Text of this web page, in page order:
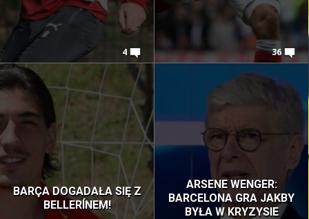
4 36
BARÇA DOGADAŁA SIĘ Z
BELLERÍNEM!
ARSENE WENGER:
BARCELONA GRA JAKBY
BYŁA W KRYZYSIE